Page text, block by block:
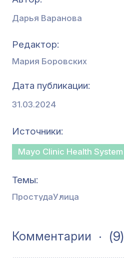
Дарья Варанова
Редактор
Мария Боровских
Дата публикации
31.03.2024
Источники
Mayo Clinic Health System
Темы
ПростудаУлица
Комментарии (9)